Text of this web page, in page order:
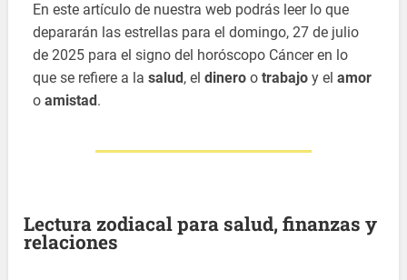
En este artículo de nuestra web podrás leer lo que
depararán las estrellas para el domingo, 27 de julio
de 2025 para el signo del horóscopo Cáncer en lo
que se refiere a lasalud , eldinero otrabajo y elamor
oamistad .
Lectura zodiacal para salud, finanzas y
relaciones